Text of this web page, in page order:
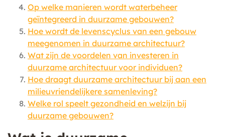
Op welke manieren wordt waterbeheer
geïntegreerd in duurzame gebouwen?
Hoe wordt de levenscyclus van een gebouw
meegenomen in duurzame architectuur?
Wat zijn de voordelen van investeren in
duurzame architectuur voor individuen?
Hoe draagt duurzame architectuur bij aan een
milieuvriendelijkere samenleving?
Welke rol speelt gezondheid en welzijn bij
duurzame gebouwen?